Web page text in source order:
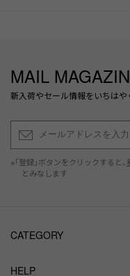
MAIL
新入荷やセール情報をいちはや
※「登録」ボタンをクリックすると、
とみなします
CATEGORY
HELP